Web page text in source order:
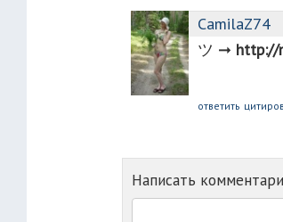
CamilaZ74
ツ︀ ︀➞︀ http://
ответить
Написать